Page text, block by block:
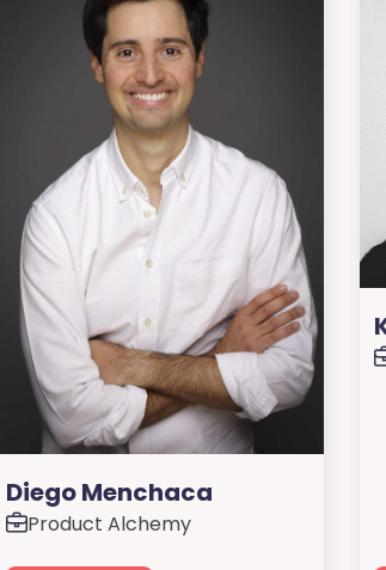
Diego Menchaca
Product Alchemy